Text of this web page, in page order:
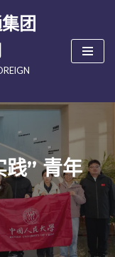
团
践” 青年